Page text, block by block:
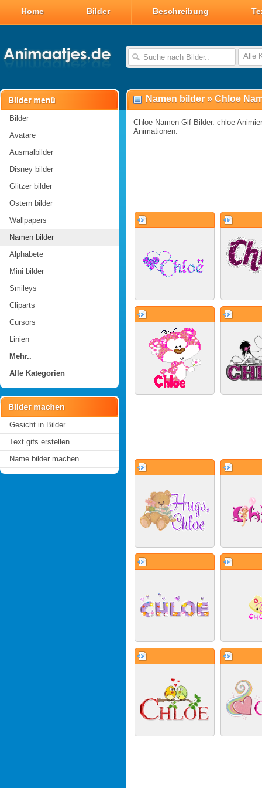
Home Bilder Beschreibung
Alle
Bilder
Avatare
Ausmalbilder
Disney bilder
Glitzer bilder
Ostern bilder
Wallpapers
Namen bilder
Alphabete
Mini bilder
Smileys
Cliparts
Cursors
Linien
Mehr..
Alle Kategorien
Gesicht in Bilder
Text gifs erstellen
Name bilder machen
Namen bilder » Chloe
Chloe Namen Gif Bilder. chloe
Animationen.